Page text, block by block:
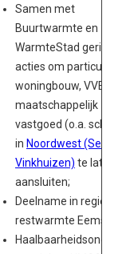
Samen met
Buurtwarmte en
WarmteStad gerichte
acties om particuliere
woningbouw, VVE’s en
maatschappelijk
vastgoed (o.a. scholen)
in Noordwest (Selwerd,
Vinkhuizen) te laten
aansluiten;
Deelname in
restwarmte